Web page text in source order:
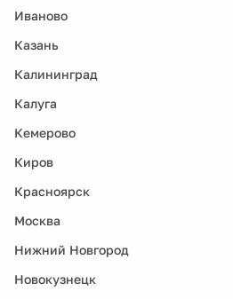
Иваново
Казань
Калининград
Калуга
Кемерово
Киров
Красноярск
Москва
Нижний Новгород
Новокузнецк